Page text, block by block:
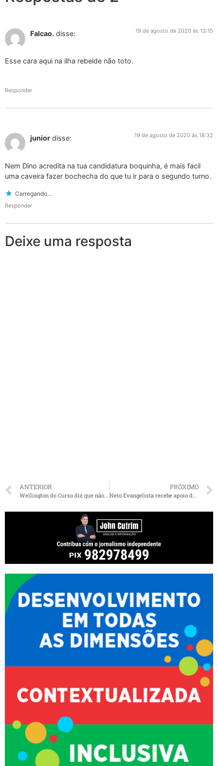
Falcao. disse: 19 de agosto de 2020 às 13:15
Esse cara aqui na ilha rebelde não toto.
Responder
junior disse: 19 de agosto de 2020 às 18:32
Nem Dino acredita na tua candidatura boquinha, é mais facil
uma caveira fazer bochecha do que tu ir para o segundo turno.
Carregando...
Responder
Deixe uma resposta
ANTERIOR
Wellington do Curso diz que não será vice de Braide: “Não vou desistir”
PRÓXIMO
Neto Evangelista recebe apoio do prefeito Erlanio Xavier